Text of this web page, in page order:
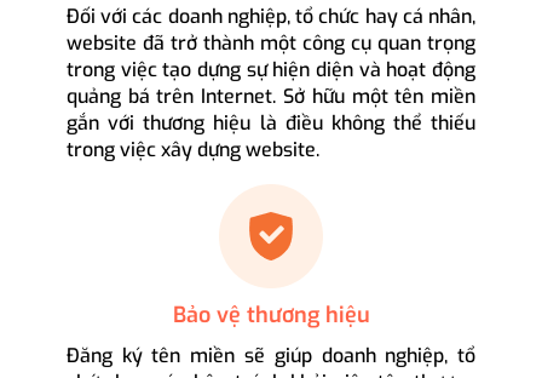
Đối với các doanh nghiệp, tổ chức hay cá nhân,
website đã trở thành một công cụ quan trọng
trong việc tạo dựng sự hiện diện và hoạt động
quảng bá trên Internet. Sở hữu một tên miền
gắn với thương hiệu là điều không thể thiếu
trong việc xây dựng website.
Bảo vệ thương hiệu
Đăng ký tên miền sẽ giúp doanh nghiệp, tổ